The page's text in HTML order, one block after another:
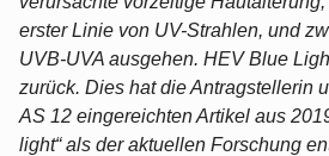
erster Linie von UV-Strahlen, und
UVB-UVA ausgehen. HEV Blue
zurück. Dies hat die Antragstellerin
AS 12 eingereichten Artikel aus
light“ als der aktuellen Forschung